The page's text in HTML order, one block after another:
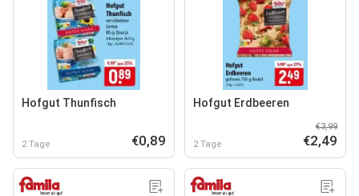
Hofgut Thunfisch
2 Tage €0,89
Hofgut Erdbeeren
2 Tage
€3,99
€2,49